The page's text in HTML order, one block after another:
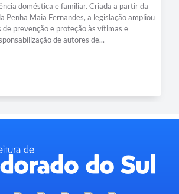
doméstica e familiar. Criada a partir da
Penha Maia Fernandes, a legislação ampliou
de prevenção e proteção às vítimas e
de autores de...